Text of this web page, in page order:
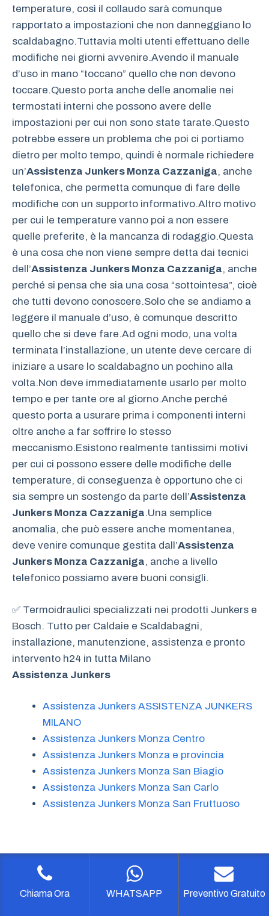
temperature, così il collaudo sarà comunque
rapportato a impostazioni che non danneggiano lo
scaldabagno.Tuttavia molti utenti effettuano delle
modifiche nei giorni avvenire.Avendo il manuale
d’uso in mano “toccano” quello che non devono
toccare.Questo porta anche delle anomalie nei
termostati interni che possono avere delle
impostazioni per cui non sono state tarate.Questo
potrebbe essere un problema che poi ci portiamo
dietro per molto tempo, quindi è normale richiedere
un’Assistenza Junkers Monza Cazzaniga, anche
telefonica, che permetta comunque di fare delle
modifiche con un supporto informativo.Altro motivo
per cui le temperature vanno poi a non essere
quelle preferite, è la mancanza di rodaggio.Questa
è una cosa che non viene sempre detta dai tecnici
dell’Assistenza Junkers Monza Cazzaniga, anche
perché si pensa che sia una cosa “sottointesa”, cioè
che tutti devono conoscere.Solo che se andiamo a
leggere il manuale d’uso, è comunque descritto
quello che si deve fare.Ad ogni modo, una volta
terminata l’installazione, un utente deve cercare di
iniziare a usare lo scaldabagno un pochino alla
volta.Non deve immediatamente usarlo per molto
tempo e per tante ore al giorno.Anche perché
questo porta a usurare prima i componenti interni
oltre anche a far soffrire lo stesso
meccanismo.Esistono realmente tantissimi motivi
per cui ci possono essere delle modifiche delle
temperature, di conseguenza è opportuno che ci
sia sempre un sostengo da parte dell’Assistenza
Junkers Monza Cazzaniga.Una semplice
anomalia, che può essere anche momentanea,
deve venire comunque gestita dall’Assistenza
Junkers Monza Cazzaniga, anche a livello
telefonico possiamo avere buoni consigli.
✅ Termoidraulici specializzati nei prodotti Junkers e
Bosch. Tutto per Caldaie e Scaldabagni,
installazione, manutenzione, assistenza e pronto
intervento h24 in tutta Milano
Assistenza Junkers
Assistenza Junkers ASSISTENZA JUNKERS
MILANO
Assistenza Junkers Monza Centro
Assistenza Junkers Monza e provincia
Assistenza Junkers Monza San Biagio
Assistenza Junkers Monza San Carlo
Assistenza Junkers Monza San Fruttuoso
Chiama Ora WHATSAPP Preventivo Gratuito